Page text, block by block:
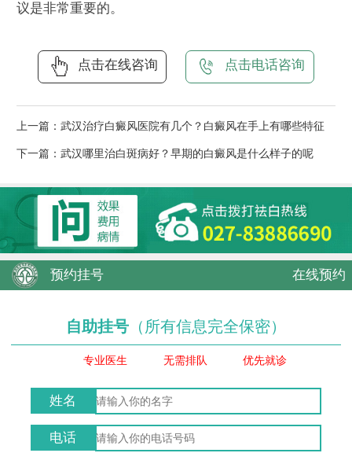
议是非常重要的。
点击在线咨询 点击电话咨询
上一篇： 武汉治疗白癜风医院有几个？白癜风在手上有哪些特征
下一篇： 武汉哪里治白斑病好？早期的白癜风是什么样子的呢
预约挂号 在线预约
自助挂号 （所有信息完全保密）
专业医生 无需排队 优先就诊
姓名
电话